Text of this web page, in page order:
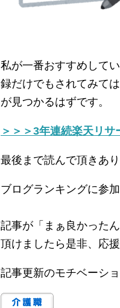
私が一番おすすめして
録だけでもされてみて
が見つかるはずです。
＞＞＞3年連続楽天リサ
最後まで読んで頂きあ
ブログランキングに参加
記事が「まぁ良かった
頂けましたら是非、応
記事更新のモチベーシ